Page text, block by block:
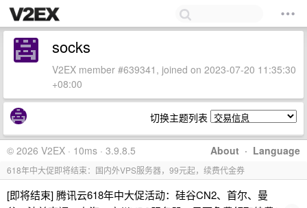
socks
V2EX member #639341, joined on 2023-07-20 11:35:30
+08:00
切换主题列表
About · Language
© 2026 V2EX · 10ms · 3.9.8.5
618年中大促即将结束：国内外VPS服务器，99元起，续费代金券
[即将结束] 腾讯云618年中大促活动：硅谷CN2、首尔、曼